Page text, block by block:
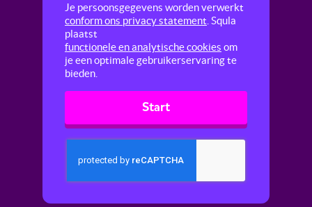
Je persoonsgegevens worden verwerkt
conform ons privacy statement . Squla
plaatst
functionele en analytische cookies om
je een optimale gebruikerservaring te
bieden.
Start